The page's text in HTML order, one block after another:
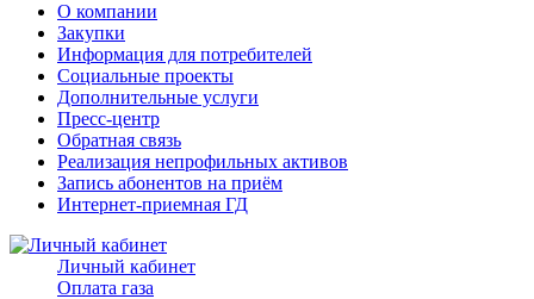
О компании
Закупки
Информация для потребителей
Социальные проекты
Дополнительные услуги
Пресс-центр
Обратная связь
Реализация непрофильных активов
Запись абонентов на приём
Интернет-приемная ГД
Личный кабинет
Оплата газа